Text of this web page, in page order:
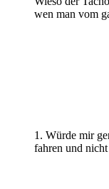
wen man vom
1. Würde mir
fahren und